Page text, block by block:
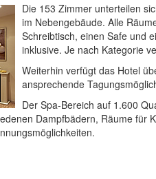
Die 153 Zimmer unterteilen
im Nebengebäude. Alle
Schreibtisch, einen Safe und
inklusive. Je nach Kategorie
Weiterhin verfügt das Hotel
ansprechende
Der Spa-Bereich auf 1.600
Dampfbädern, Räume für